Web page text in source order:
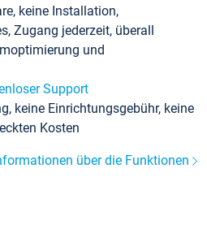
keine Installation,
Zugang jederzeit, überall
und
Support
keine Einrichtungsgebühr, keine
Kosten
über die Funktionen